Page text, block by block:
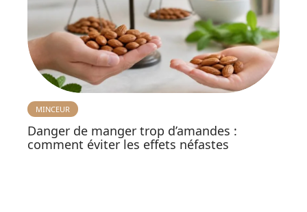
MINCEUR
Danger de manger trop d’amandes :
comment éviter les effets néfastes